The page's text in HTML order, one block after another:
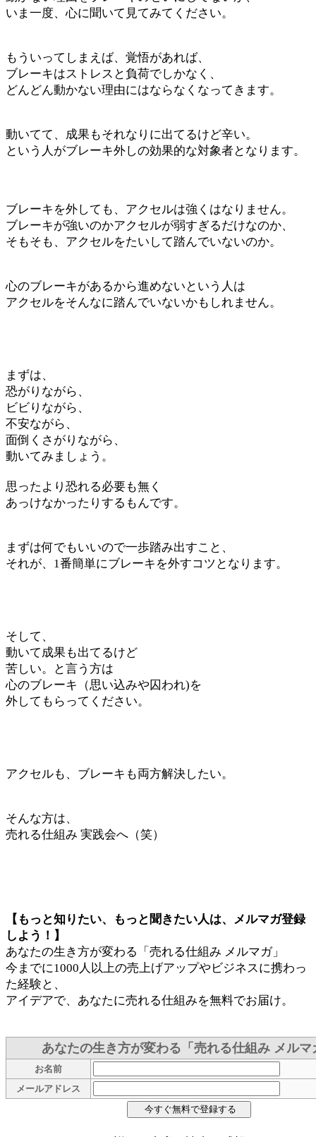
いま一度、心に聞いて見てみてください。
もういってしまえば、覚悟があれば、
ブレーキはストレスと負荷でしかなく、
どんどん動かない理由にはならなくなってきます。
動いてて、成果もそれなりに出てるけど辛い。
という人がブレーキ外しの効果的な対象者となります。
ブレーキを外しても、アクセルは強くはなりません。
ブレーキが強いのかアクセルが弱すぎるだけなのか、
そもそも、アクセルをたいして踏んでいないのか。
心のブレーキがあるから進めないという人は
アクセルをそんなに踏んでいないかもしれません。
まずは、
恐がりながら、
ビビりながら、
不安ながら、
面倒くさがりながら、
動いてみましょう。
思ったより恐れる必要も無く
あっけなかったりするもんです。
まずは何でもいいので一歩踏み出すこと、
それが、1番簡単にブレーキを外すコツとなります。
そして、
動いて成果も出てるけど
苦しい。と言う方は
心のブレーキ（思い込みや囚われ)を
外してもらってください。
アクセルも、ブレーキも両方解決したい。
そんな方は、
売れる仕組み 実践会へ（笑）
【もっと知りたい、もっと聞きたい人は、メルマガ登録
しよう！】
あなたの生き方が変わる「売れる仕組み メルマガ」
今までに1000人以上の売上げアップやビジネスに携わっ
た経験と、
アイデアで、あなたに売れる仕組みを無料でお届け。
あなたの生き方が変わる「売れる仕組み メルマ
お名前
メールアドレス